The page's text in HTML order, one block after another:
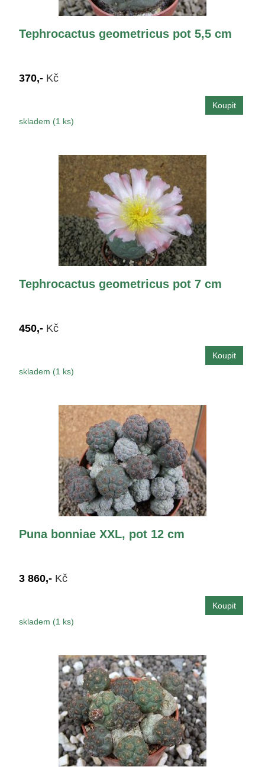
Tephrocactus geometricus pot 5,5 cm
370,- Kč
skladem (1 ks)
Tephrocactus geometricus pot 7 cm
450,- Kč
skladem (1 ks)
Puna bonniae XXL, pot 12 cm
3 860,- Kč
skladem (1 ks)